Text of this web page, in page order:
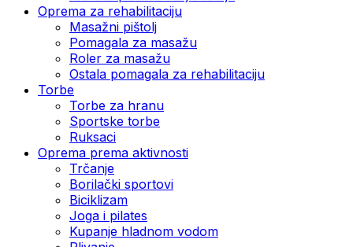
Oprema za rehabilitaciju
Masažni pištolj
Pomagala za masažu
Roler za masažu
Ostala pomagala za rehabilitaciju
Torbe
Torbe za hranu
Sportske torbe
Ruksaci
Oprema prema aktivnosti
Trčanje
Borilački sportovi
Biciklizam
Joga i pilates
Kupanje hladnom vodom